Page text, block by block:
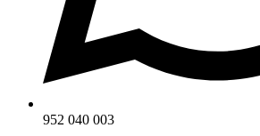
952 040 003